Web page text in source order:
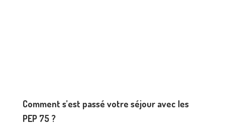
Comment s’est passé votre séjour avec les
PEP 75 ?